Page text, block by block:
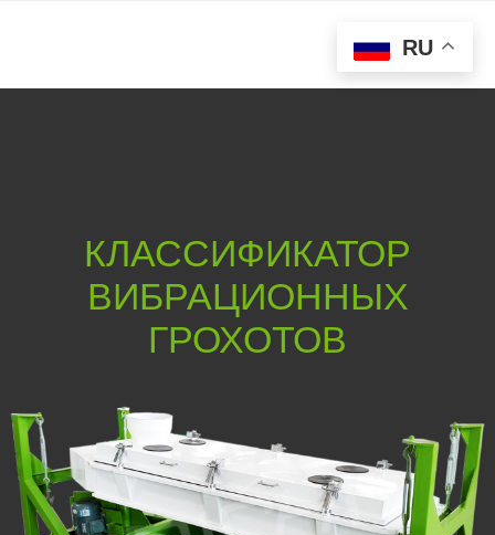
КЛАССИФИКАТОР
ВИБРАЦИОННЫХ
ГРОХОТОВ
RU